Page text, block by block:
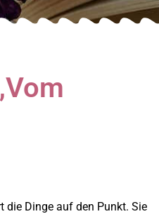
die Dinge auf den Punkt. Sie